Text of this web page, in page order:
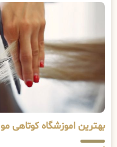
بهترین اموزشگاه کوتاهی